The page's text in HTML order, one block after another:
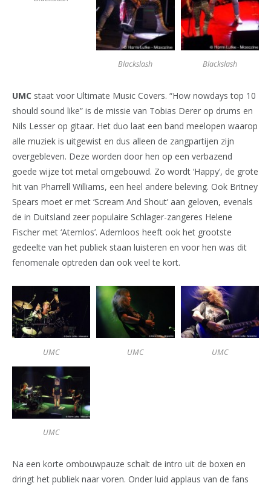
Blackslash Blackslash
UMC staat voor Ultimate Music Covers. “How nowdays top 10
should sound like” is de missie van Tobias Derer op drums en
Nils Lesser op gitaar. Het duo laat een band meelopen waarop
alle muziek is uitgewist en dus alleen de zangpartijen zijn
overgebleven. Deze worden door hen op een verbazend
goede wijze tot metal omgebouwd. Zo wordt ‘Happy’, de grote
hit van Pharrell Williams, een heel andere beleving. Ook Britney
Spears moet er met ‘Scream And Shout’ aan geloven, evenals
de in Duitsland zeer populaire Schlager-zangeres Helene
Fischer met ‘Atemlos’. Ademloos heeft ook het grootste
gedeelte van het publiek staan luisteren en voor hen was dit
fenomenale optreden dan ook veel te kort.
UMC UMC UMC
UMC
Na een korte ombouwpauze schalt de intro uit de boxen en
dringt het publiek naar voren. Onder luid applaus van de fans